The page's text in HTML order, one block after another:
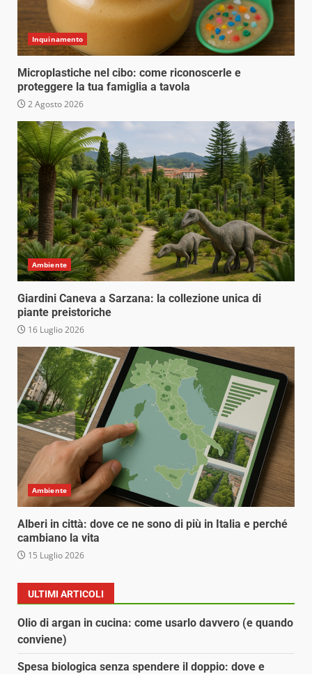
Inquinamento
Microplastiche nel cibo: come riconoscerle e
proteggere la tua famiglia a tavola
2 Agosto 2026
Ambiente
Giardini Caneva a Sarzana: la collezione unica di
piante preistoriche
16 Luglio 2026
Ambiente
Alberi in città: dove ce ne sono di più in Italia e perché
cambiano la vita
15 Luglio 2026
ULTIMI ARTICOLI
Olio di argan in cucina: come usarlo davvero (e quando
conviene)
Spesa biologica senza spendere il doppio: dove e